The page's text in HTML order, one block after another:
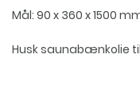
Mål: 90 x 360 x 1500
Husk saunabænkolie